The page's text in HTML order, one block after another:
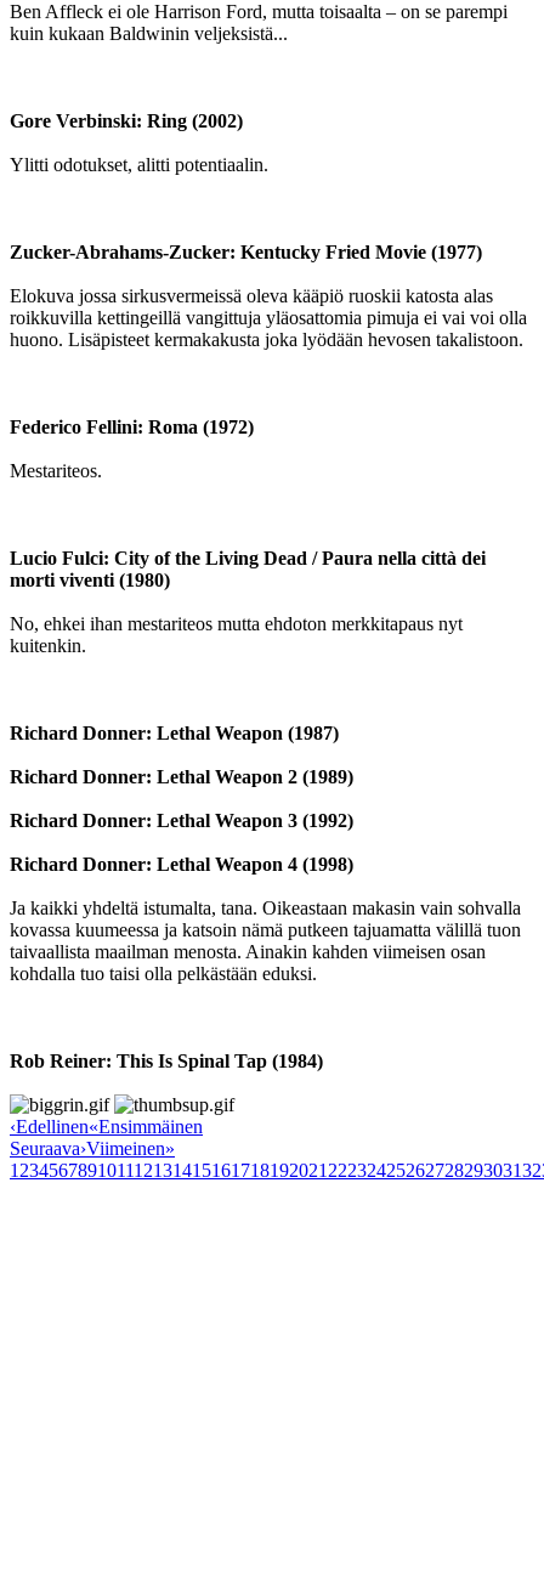
Ben Affleck ei ole Harrison Ford, mutta toisaalta – on se parempi
kuin kukaan Baldwinin veljeksistä...
Gore Verbinski: Ring (2002)
Ylitti odotukset, alitti potentiaalin.
Zucker-Abrahams-Zucker: Kentucky Fried Movie (1977)
Elokuva jossa sirkusvermeissä oleva kääpiö ruoskii katosta alas
roikkuvilla kettingeillä vangittuja yläosattomia pimuja ei vai voi olla
huono. Lisäpisteet kermakakusta joka lyödään hevosen takalistoon.
Federico Fellini: Roma (1972)
Mestariteos.
Lucio Fulci: City of the Living Dead / Paura nella città dei
morti viventi (1980)
No, ehkei ihan mestariteos mutta ehdoton merkkitapaus nyt
kuitenkin.
Richard Donner: Lethal Weapon (1987)
Richard Donner: Lethal Weapon 2 (1989)
Richard Donner: Lethal Weapon 3 (1992)
Richard Donner: Lethal Weapon 4 (1998)
Ja kaikki yhdeltä istumalta, tana. Oikeastaan makasin vain sohvalla
kovassa kuumeessa ja katsoin nämä putkeen tajuamatta välillä tuon
taivaallista maailman menosta. Ainakin kahden viimeisen osan
kohdalla tuo taisi olla pelkästään eduksi.
Rob Reiner: This Is Spinal Tap (1984)
‹Edellinen«Ensimmäinen
Seuraava›Viimeinen»
1 23456789101112131415161718192021 2223242526272829303132